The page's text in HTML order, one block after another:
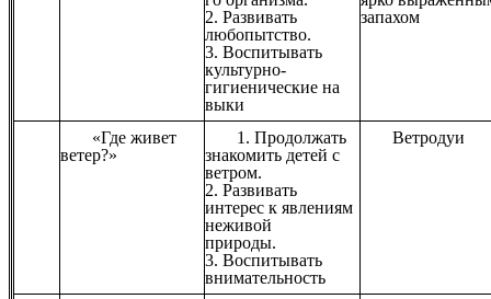
2. Развивать
любопытство.
3. Воспитывать
культурно-
гигиенические на
выки
запахом
«Где живет
ветер?»
1. Продолжать
знакомить детей с
ветром.
2. Развивать
интерес к явлениям
неживой
природы.
3. Воспитывать
внимательность
Ветродуи